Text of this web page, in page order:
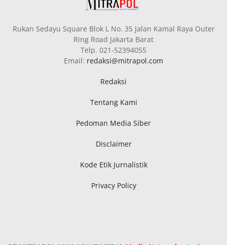
Rukan Sedayu Square Blok L No. 35 Jalan Kamal Raya Outer
Ring Road Jakarta Barat
Telp. 021-52394055
Email: redaksi@mitrapol.com
Redaksi
Tentang Kami
Pedoman Media Siber
Disclaimer
Kode Etik Jurnalistik
Privacy Policy